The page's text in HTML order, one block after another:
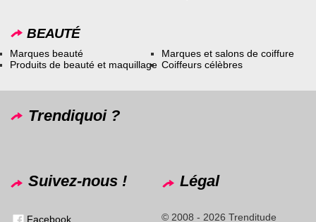
BEAUTÉ
Marques beauté
Produits de beauté et maquillage
Marques et salons de coiffure
Coiffeurs célèbres
Trendiquoi ?
Suivez-nous !
Facebook
Légal
© 2008 - 2026 Trenditude